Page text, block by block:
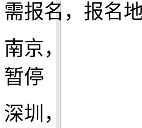
需报名，报名
南京，
暂停
深圳，